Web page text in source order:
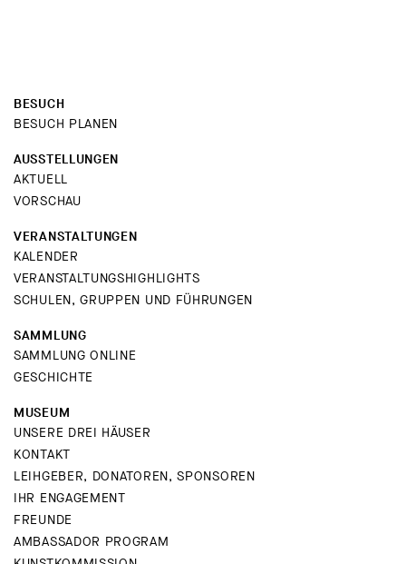
BESUCH
BESUCH PLANEN
AUSSTELLUNGEN
AKTUELL
VORSCHAU
VERANSTALTUNGEN
KALENDER
VERANSTALTUNGSHIGHLIGHTS
SCHULEN, GRUPPEN UND FÜHRUNGEN
SAMMLUNG
SAMMLUNG ONLINE
GESCHICHTE
MUSEUM
UNSERE DREI HÄUSER
KONTAKT
LEIHGEBER, DONATOREN, SPONSOREN
IHR ENGAGEMENT
FREUNDE
AMBASSADOR PROGRAM